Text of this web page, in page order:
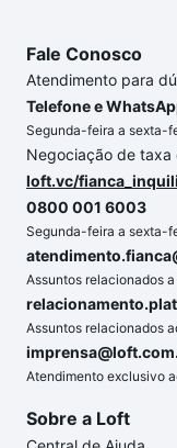
Fale Conosco
Atendimento para
Telefone e
Segunda-feira a sexta-
Negociação de taxa
loft.vc/
0800 001 6003
Segunda-feira a sexta-
Assuntos relacionados
Assuntos relacionados
Atendimento exclusivo
Sobre a Loft